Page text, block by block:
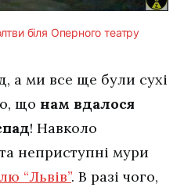
біля Оперного театру
а ми все ще були сухі
що нам вдалося
! Навколо
неприступні мури
“Львів”. В разі чого,